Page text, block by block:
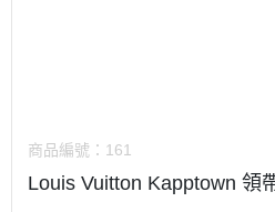
商品編號： 161
Louis Vuitton Kapptown 領